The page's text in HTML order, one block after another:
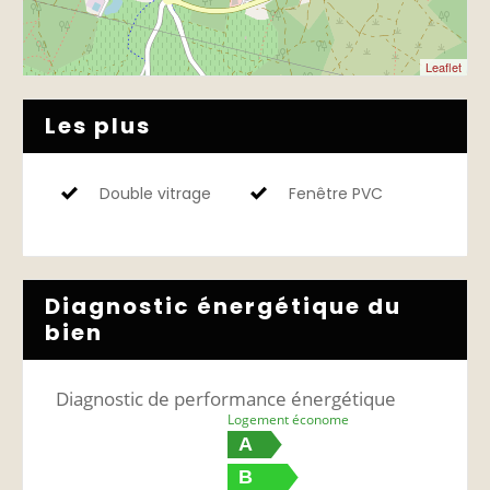
Leaflet
Les plus
Double vitrage Fenêtre PVC
Diagnostic énergétique du
bien
Diagnostic de performance énergétique
Logement économe
A
B